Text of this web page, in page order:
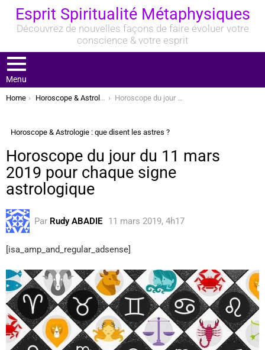
Esprit Spiritualité Métaphysiques
Découvrez de nouvelles façons de faire évoluer votre
conscience & votre esprit
Menu
You are here:
Home Horoscope & Astrologie : que disent les astres ? Horoscope du jour du 11 mars 2019 pour chaque signe astrologique
Horoscope & Astrologie : que disent les astres ?
Horoscope du jour du 11 mars
2019 pour chaque signe
astrologique
Par Rudy ABADIE 11 mars 2019, 4h17
[isa_amp_and_regular_adsense]